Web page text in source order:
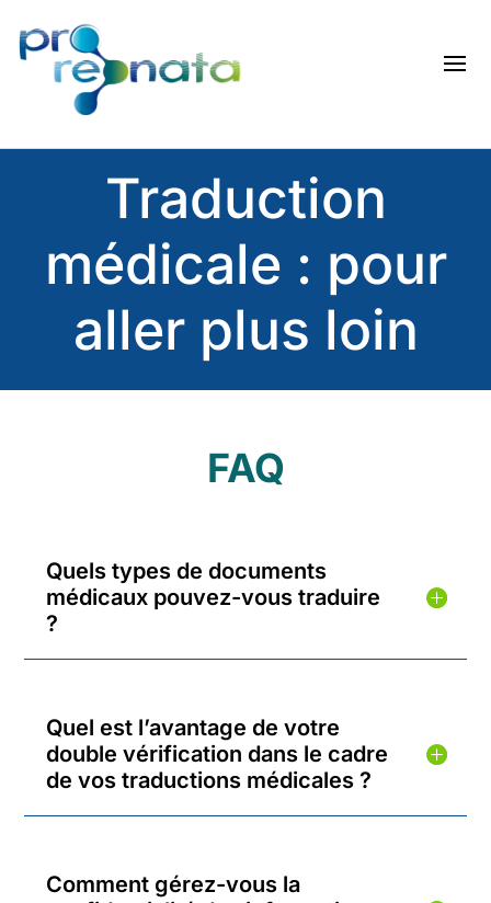
Traduction
médicale : pour
aller plus loin
FAQ
Quels types de documents
médicaux pouvez-vous traduire
?
Quel est l’avantage de votre
double vérification dans le cadre
de vos traductions médicales ?
Comment gérez-vous la